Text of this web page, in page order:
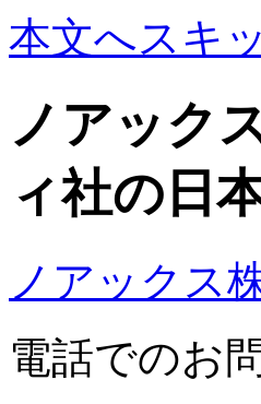
本文へスキ
ノアック
ィ社の日
ノアックス
電話でのお